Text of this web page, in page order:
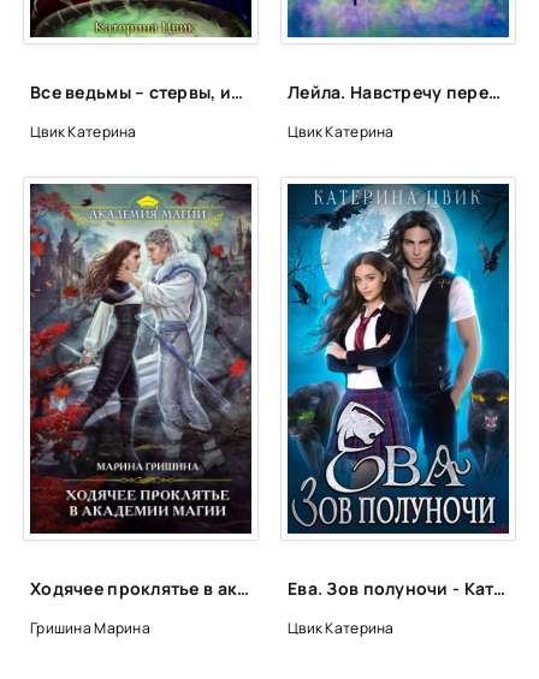
Все ведьмы – стервы, или Ректору больше (не) наливать - Катерина Цвик
Цвик Катерина
Лейла. Навстречу переменам - Катерина Цвик
Цвик Катерина
Ходячее проклятье в академии магии - Марина Гришина
Гришина Марина
Ева. Зов полуночи - Катерина Цвик
Цвик Катерина